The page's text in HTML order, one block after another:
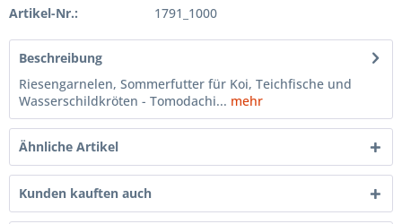
Artikel-Nr.: 1791_1000
Beschreibung
Riesengarnelen, Sommerfutter für Koi, Teichfische und
Wasserschildkröten - Tomodachi... mehr
Ähnliche Artikel
Kunden kauften auch